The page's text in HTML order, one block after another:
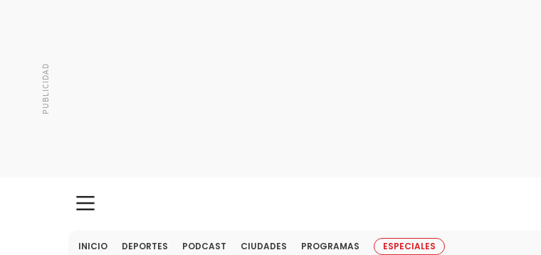
INICIO DEPORTES PODCAST CIUDADES PROGRAMAS ESPECIALES